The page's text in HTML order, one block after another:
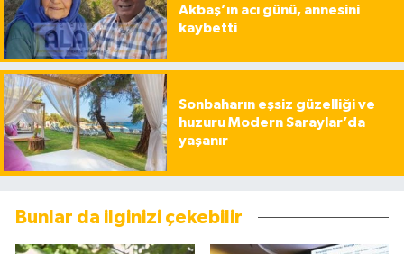
Akbaş’ın acı günü, annesini
kaybetti
Sonbaharın eşsiz güzelliği ve
huzuru Modern Saraylar’da
yaşanır
Bunlar da ilginizi çekebilir